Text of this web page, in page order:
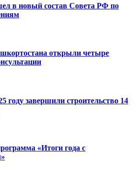
в новый состав Совета РФ по
открыли четыре
году завершили строительство 14
«Итоги года с